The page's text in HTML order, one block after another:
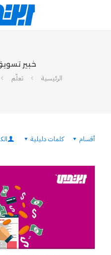
خبير
الرئيسية
تعلّم
أقسام كلمات دليلية